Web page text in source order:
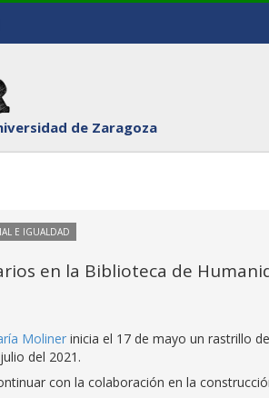
de Zaragoza
E IGUALDAD
en la Biblioteca de
Moliner inicia el 17 de mayo un rastrillo
del 2021.
con la colaboración en la